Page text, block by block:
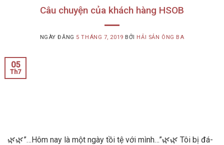
Câu chuyện của khách hàng HSOB
NGÀY ĐĂNG 5 THÁNG 7, 2019 BỞI HẢI SẢN ÔNG BA
05
Th7
🌿🌿”…Hôm nay là một ngày tồi tệ với mình…”🌿🌿 Tôi bị đá-